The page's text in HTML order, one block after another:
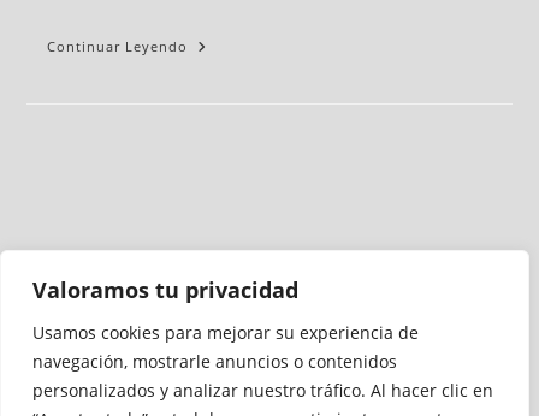
Valoramos tu privacidad
Usamos cookies para mejorar su experiencia de
navegación, mostrarle anuncios o contenidos
personalizados y analizar nuestro tráfico. Al hacer clic en
Continuar Leyendo
Medio auditado por